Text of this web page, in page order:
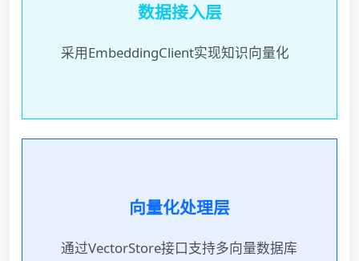
数据接入层
采用EmbeddingClient实现知识向量化
向量化处理层
通过VectorStore接口支持多向量数据库